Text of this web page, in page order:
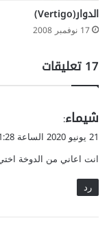
ل
ا
ق
ه
ا
ع
ا
ط
ف
ة
ف
ي
الدوار(Vertigo)
17 نوفمبر 2008
‫17 تعليقات
ي
ق
ل
شيماء:
21 يونيو 2020 الساعة 1:28 م
انت اعاني من الدوخة
رد